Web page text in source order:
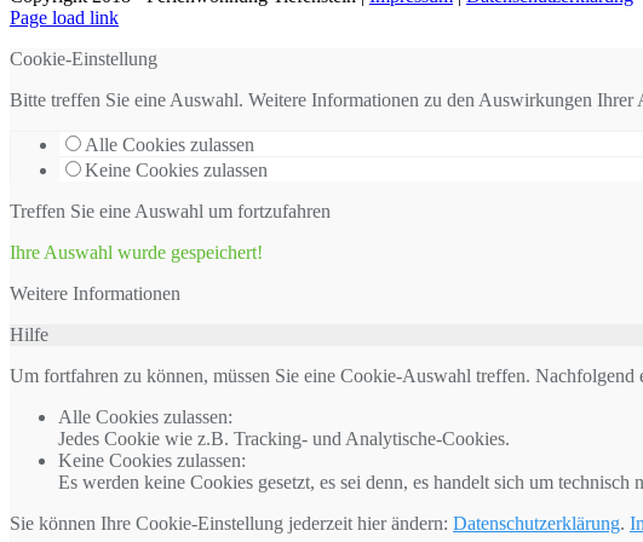
Page load link
Cookie-Einstellung
Bitte treffen Sie eine Auswahl. Weitere Informationen zu den Auswirkungen Ihrer
Alle Cookies zulassen
Keine Cookies zulassen
Treffen Sie eine Auswahl um fortzufahren
Ihre Auswahl wurde gespeichert!
Weitere Informationen
Hilfe
Um fortfahren zu können, müssen Sie eine Cookie-Auswahl treffen.
Alle Cookies zulassen:
Jedes Cookie wie z.B. Tracking- und Analytische-Cookies.
Keine Cookies zulassen:
Es werden keine Cookies gesetzt, es sei denn, es handelt sich um
Sie können Ihre Cookie-Einstellung jederzeit hier ändern: Datenschutzerklärung.